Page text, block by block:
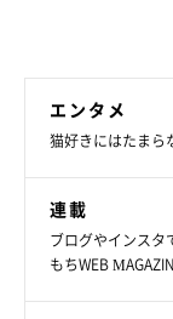
でも諦めきれず、
が強すぎる…（笑
エンタメ
猫好きにはたまら
連載
ブログやインスタ
もちWEB